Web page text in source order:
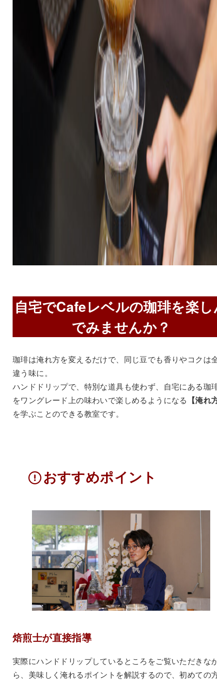
自宅でCafeレベルの珈琲を楽
でみませんか？
珈琲は淹れ方を変えるだけで、同じ豆でも香りやコクは
違う味に。
ハンドドリップで、特別な道具も使わず、自宅にある珈
をワングレード上の味わいで楽しめるようになる 【淹れ
を学ぶことのできる教室です。
おすすめポイント
焙煎士が直接指導
実際にハンドドリップしているところをご覧いただきな
ら、美味しく淹れるポイントを解説するので、初めての